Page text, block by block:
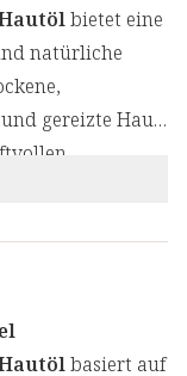
bietet eine
natürliche
gereizte Haut
reinen
biennis),
Ölen
basiert auf